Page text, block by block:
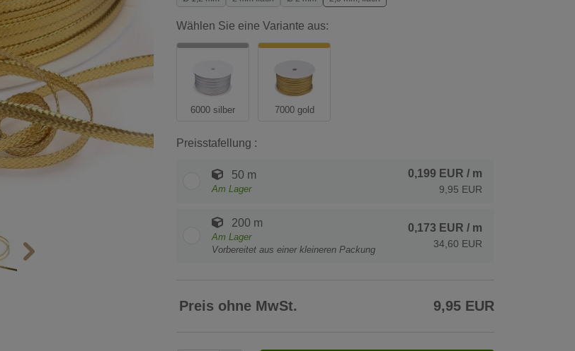
Wählen Sie eine Variante aus:
6000 silber 7000 gold
Preisstafellung :
50 m
Am Lager
0,199 EUR / m
9,95 EUR
200 m
Am Lager
Vorbereitet aus einer kleineren Packung
0,173 EUR / m
34,60 EUR
Preis ohne MwSt. 9,95 EUR